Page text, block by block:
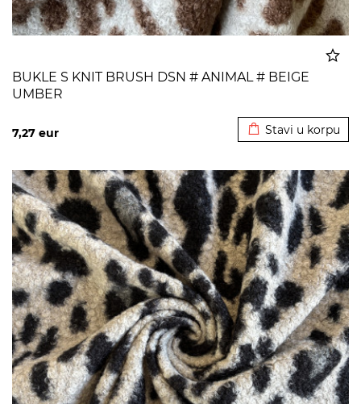
BUKLE S KNIT BRUSH DSN # ANIMAL # BEIGE
UMBER
7,27 eur Stavi u korpu